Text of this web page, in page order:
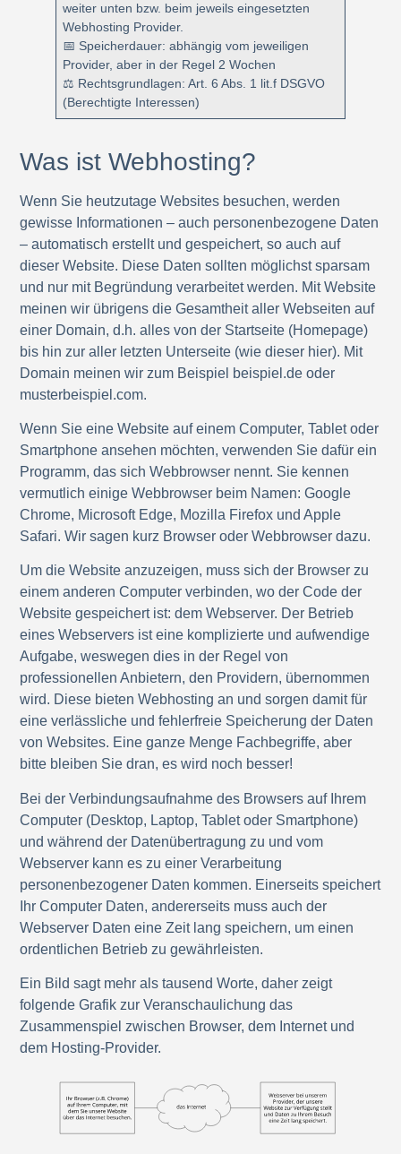
weiter unten bzw. beim jeweils eingesetzten
Webhosting Provider.
📅 Speicherdauer: abhängig vom jeweiligen
Provider, aber in der Regel 2 Wochen
⚖️ Rechtsgrundlagen: Art. 6 Abs. 1 lit.f DSGVO
(Berechtigte Interessen)
Was ist Webhosting?
Wenn Sie heutzutage Websites besuchen, werden
gewisse Informationen – auch personenbezogene Daten
– automatisch erstellt und gespeichert, so auch auf
dieser Website. Diese Daten sollten möglichst sparsam
und nur mit Begründung verarbeitet werden. Mit Website
meinen wir übrigens die Gesamtheit aller Webseiten auf
einer Domain, d.h. alles von der Startseite (Homepage)
bis hin zur aller letzten Unterseite (wie dieser hier). Mit
Domain meinen wir zum Beispiel beispiel.de oder
musterbeispiel.com.
Wenn Sie eine Website auf einem Computer, Tablet oder
Smartphone ansehen möchten, verwenden Sie dafür ein
Programm, das sich Webbrowser nennt. Sie kennen
vermutlich einige Webbrowser beim Namen: Google
Chrome, Microsoft Edge, Mozilla Firefox und Apple
Safari. Wir sagen kurz Browser oder Webbrowser dazu.
Um die Website anzuzeigen, muss sich der Browser zu
einem anderen Computer verbinden, wo der Code der
Website gespeichert ist: dem Webserver. Der Betrieb
eines Webservers ist eine komplizierte und aufwendige
Aufgabe, weswegen dies in der Regel von
professionellen Anbietern, den Providern, übernommen
wird. Diese bieten Webhosting an und sorgen damit für
eine verlässliche und fehlerfreie Speicherung der Daten
von Websites. Eine ganze Menge Fachbegriffe, aber
bitte bleiben Sie dran, es wird noch besser!
Bei der Verbindungsaufnahme des Browsers auf Ihrem
Computer (Desktop, Laptop, Tablet oder Smartphone)
und während der Datenübertragung zu und vom
Webserver kann es zu einer Verarbeitung
personenbezogener Daten kommen. Einerseits speichert
Ihr Computer Daten, andererseits muss auch der
Webserver Daten eine Zeit lang speichern, um einen
ordentlichen Betrieb zu gewährleisten.
Ein Bild sagt mehr als tausend Worte, daher zeigt
folgende Grafik zur Veranschaulichung das
Zusammenspiel zwischen Browser, dem Internet und
dem Hosting-Provider.